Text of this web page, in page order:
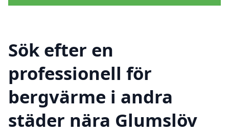
Sök efter en
professionell för
bergvärme i andra
städer nära Glumslöv